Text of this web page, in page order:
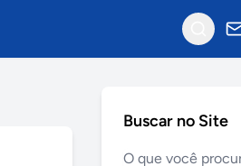
Buscar no Site